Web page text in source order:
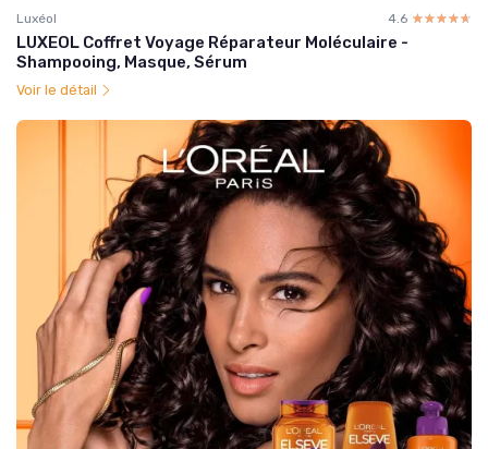
Luxéol 4.6 ☆☆☆☆☆
★★★★★
LUXEOL Coffret Voyage Réparateur Moléculaire -
Shampooing, Masque, Sérum
Voir le détail